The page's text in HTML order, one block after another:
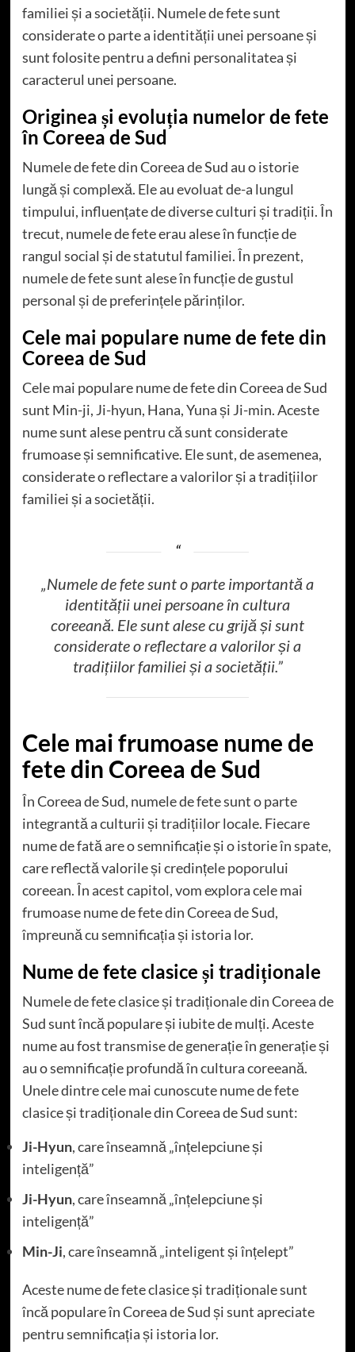
familiei și a societății. Numele de fete sunt
considerate o parte a identității unei persoane și
sunt folosite pentru a defini personalitatea și
caracterul unei persoane.
Originea și evoluția numelor de fete
în Coreea de Sud
Numele de fete din Coreea de Sud au o istorie
lungă și complexă. Ele au evoluat de-a lungul
timpului, influențate de diverse culturi și tradiții. În
trecut, numele de fete erau alese în funcție de
rangul social și de statutul familiei. În prezent,
numele de fete sunt alese în funcție de gustul
personal și de preferințele părinților.
Cele mai populare nume de fete din
Coreea de Sud
Cele mai populare nume de fete din Coreea de Sud
sunt Min-ji, Ji-hyun, Hana, Yuna și Ji-min. Aceste
nume sunt alese pentru că sunt considerate
frumoase și semnificative. Ele sunt, de asemenea,
considerate o reflectare a valorilor și a tradițiilor
familiei și a societății.
„Numele de fete sunt o parte importantă a
identității unei persoane în cultura
coreeană. Ele sunt alese cu grijă și sunt
considerate o reflectare a valorilor și a
tradițiilor familiei și a societății.”
Cele mai frumoase nume de
fete din Coreea de Sud
În Coreea de Sud, numele de fete sunt o parte
integrantă a culturii și tradițiilor locale. Fiecare
nume de fată are o semnificație și o istorie în spate,
care reflectă valorile și credințele poporului
coreean. În acest capitol, vom explora cele mai
frumoase nume de fete din Coreea de Sud,
împreună cu semnificația și istoria lor.
Nume de fete clasice și tradiționale
Numele de fete clasice și tradiționale din Coreea de
Sud sunt încă populare și iubite de mulți. Aceste
nume au fost transmise de generație în generație și
au o semnificație profundă în cultura coreeană.
Unele dintre cele mai cunoscute nume de fete
clasice și tradiționale din Coreea de Sud sunt:
Ji-Hyun, care înseamnă „înțelepciune și
inteligență”
Ji-Hyun, care înseamnă „înțelepciune și
inteligență”
Min-Ji, care înseamnă „inteligent și înțelept”
Aceste nume de fete clasice și tradiționale sunt
încă populare în Coreea de Sud și sunt apreciate
pentru semnificația și istoria lor.